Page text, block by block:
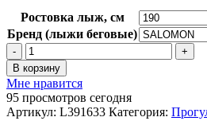
Ростовка лыж, см
Бренд (лыжи беговые)
Количество
товара
Лыжи
SALOMON
ESCAPE
В корзину
Мне нравится
95 просмотров сегодня
Артикул: L391633 Категория: